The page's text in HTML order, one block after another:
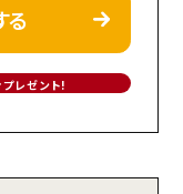
る
レゼント!